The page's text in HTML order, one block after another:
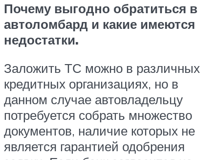
Почему выгодно обратиться в
автоломбард и какие имеются
недостатки.
Заложить ТС можно в различных
кредитных организациях, но в
данном случае автовладельцу
потребуется собрать множество
документов, наличие которых не
является гарантией одобрения